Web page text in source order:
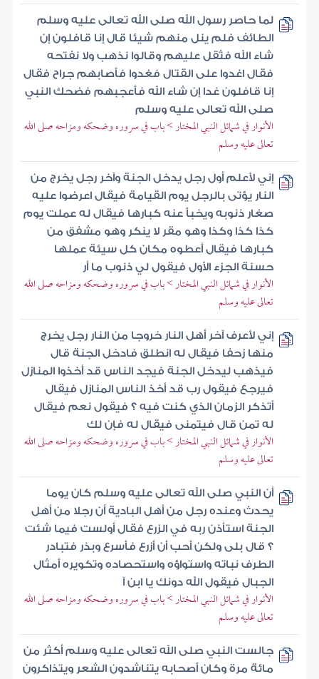
لما حاصر رسول الله صلى الله تعالى عليه وسلم
الطائف فلم ينل منهم شيئا قال إنا قافلون إن
شاء الله فثقل عليهم وقالوا نذهب ولا نفتحه
فقال اغدوا على القتال فغدوا فأصابهم جراح فقال
إنا قافلون غدا إن شاء الله فأعجبهم فضحك النبي
صلى الله تعالى عليه وسلم
الأنوار في شمائل النبي المختار > باب في سروره وضحكه ومزاحه صلى الله
تعالى عليه وسلم
إني لأعلم أول رجل يدخل الجنة وآخر رجل يخرج من
النار يؤتى بالرجل يوم القيامة فيقال اعرضوا عليه
صغار ذنوبه ويخبأ عنه كبارها فيقال له عملت يوم
كذا كذا وكذا وهو مقر لا ينكر وهو مشفق من
كبارها فيقال أعطوه مكان كل سيئة عملها
حسنة الجزء الأول فيقول لي ذنوب ما أر
الأنوار في شمائل النبي المختار > باب في سروره وضحكه ومزاحه صلى الله
تعالى عليه وسلم
إني لأعرف آخر أهل النار خروجا من النار رجل يخرج
منها زحفا فيقال له انطلق فادخل الجنة قال
فيذهب ليدخل الجنة فيجد الناس قد أخذوا المنازل
فيرجع فيقول رب قد أخذ الناس المنازل فيقال
أتذكر الزمان الذي كنت فيه ؟ فيقول نعم فيقال
له تمن قال فيتمنى فيقال له فإن لك
الأنوار في شمائل النبي المختار > باب في سروره وضحكه ومزاحه صلى الله
تعالى عليه وسلم
أن النبي صلى الله تعالى عليه وسلم كان يوما
يحدث وعنده رجل من أهل البادية أن رجلا من أهل
الجنة استأذن ربه في الزرع فقال أولست فيما شئت
؟ قال بلى ولكن أحب أن أزرع فأسرع وبذر فتبادر
الطرف نباته واستواؤه واستحصاده وتكويره أمثال
الجبال فيقول الله دونك يا ابن آ
الأنوار في شمائل النبي المختار > باب في سروره وضحكه ومزاحه صلى الله
تعالى عليه وسلم
جالست النبي صلى الله تعالى عليه وسلم أكثر من
مائة مرة وكان أصحابه يتناشدون الشعر ويتذاكرون